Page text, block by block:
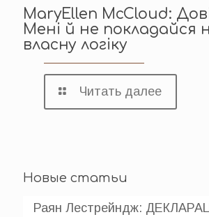
MaryEllen McCloud:
Мені й не покладайся
власну логіку
Читать далее
Новые статьи
Раян Лестрейндж: